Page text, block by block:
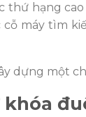
thứ hạng
cỗ máy tìm
dựng một
khóa